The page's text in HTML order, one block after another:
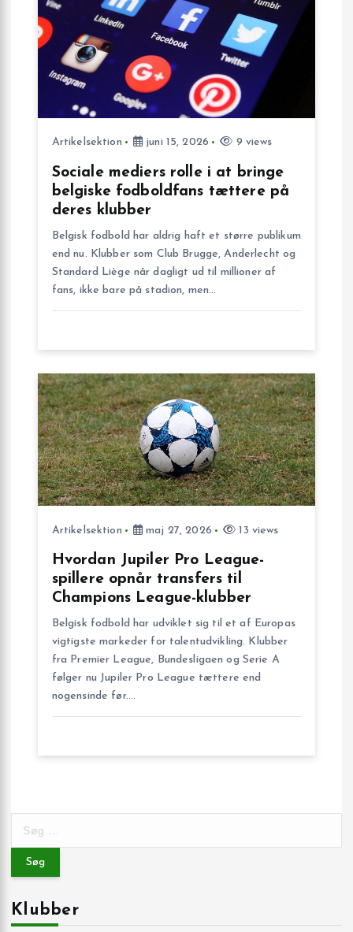
g
t
Artikelsektion juni 15, 2026 9 views
Sociale mediers rolle i at bringe
belgiske fodboldfans tættere på
deres klubber
Belgisk fodbold har aldrig haft et større publikum
end nu. Klubber som Club Brugge, Anderlecht og
Standard Liège når dagligt ud til millioner af
fans, ikke bare på stadion, men…
Artikelsektion maj 27, 2026 13 views
Hvordan Jupiler Pro League-
spillere opnår transfers til
Champions League-klubber
Belgisk fodbold har udviklet sig til et af Europas
vigtigste markeder for talentudvikling. Klubber
fra Premier League, Bundesligaen og Serie A
følger nu Jupiler Pro League tættere end
nogensinde før.…
e
tKlubber